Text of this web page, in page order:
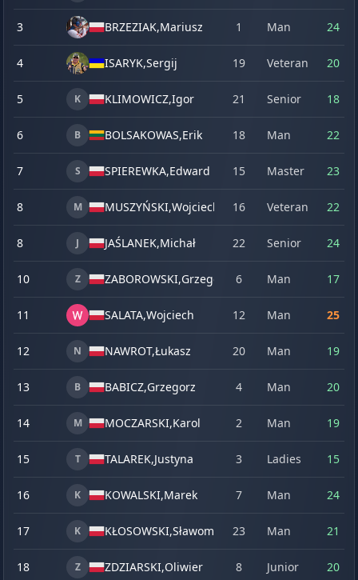
3 BRZEZIAK,Mariusz 1 Man 24
4 ISARYK,Sergij 19 Veteran 20
5 K KLIMOWICZ,Igor 21 Senior 18
6 B BOLSAKOWAS,Erik 18 Man 22
7 S SPIEREWKA,Edward 15 Master 23
8 M MUSZYŃSKI,Wojciech 16 Veteran 22
8 J JAŚLANEK,Michał 22 Senior 24
10 Z ZABOROWSKI,Grzegorz 6 Man 17
11 SALATA,Wojciech 12 Man 25
12 N NAWROT,Łukasz 20 Man 19
13 B BABICZ,Grzegorz 4 Man 20
14 M MOCZARSKI,Karol 2 Man 19
15 T TALAREK,Justyna 3 Ladies 15
16 K KOWALSKI,Marek 7 Man 24
17 K KŁOSOWSKI,Sławomir 23 Man 21
18 Z ZDZIARSKI,Oliwier 8 Junior 20